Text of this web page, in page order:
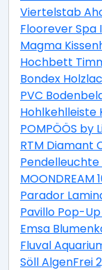
Viertelstab
Floorever Spa
Magma
Hochbett
Bondex
PVC
Hohlkehlleiste
POMPÖÖS
RTM Diamant
Parador
Pavillo Pop-
Emsa
Fluval
Söll AlgenFrei